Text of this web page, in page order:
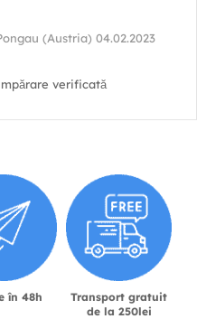
(Austria) 04.02.2023
verificată
în 48h
Transport gratuit
de la 250lei